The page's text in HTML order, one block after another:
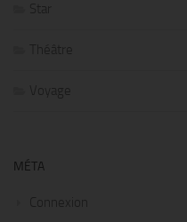
Star
Théâtre
Voyage
MÉTA
Connexion